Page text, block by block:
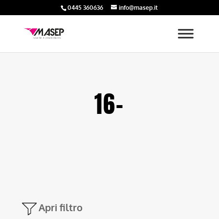
0445 360636 info@masep.it
16-
Apri filtro